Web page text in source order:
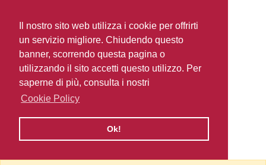
Il nostro sito web utilizza i cookie per offrirti
un servizio migliore. Chiudendo questo
banner, scorrendo questa pagina o
utilizzando il sito accetti questo utilizzo. Per
saperne di più, consulta i nostri
Cookie Policy
Ok!